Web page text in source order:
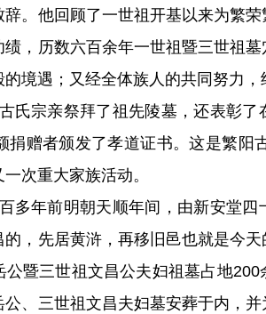
。他回顾了一世祖开基以来为繁
绩，历数六百余年一世祖暨三世祖
境遇；又经全体族人的共同努力，
氏宗亲祭拜了祖先陵墓，还表彰
捐赠者颁发了孝道证书。这是繁阳
次重大家族活动。
多年前明朝天顺年间，由新安堂
，先居黄浒，再移旧邑也就是今
公暨三世祖文昌公夫妇祖墓占地200
、三世祖文昌夫妇墓安葬于内，